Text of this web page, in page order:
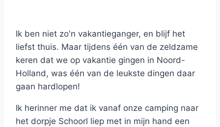
Ik ben niet zo'n vakantieganger, en blijf het
liefst thuis. Maar tijdens één van de zeldzame
keren dat we op vakantie gingen in Noord-
Holland, was één van de leukste dingen daar
gaan hardlopen!
Ik herinner me dat ik vanaf onze camping naar
het dorpje Schoorl liep met in mijn hand een